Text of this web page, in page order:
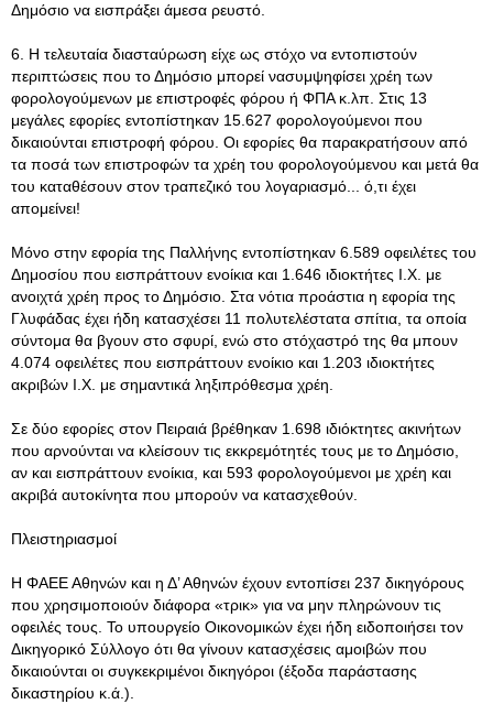
Δημόσιο να εισπράξει άμεσα ρευστό.
6. Η τελευταία διασταύρωση είχε ως στόχο να εντοπιστούν
περιπτώσεις που το Δημόσιο μπορεί νασυμψηφίσει χρέη των
φορολογούμενων με επιστροφές φόρου ή ΦΠΑ κ.λπ. Στις 13
μεγάλες εφορίες εντοπίστηκαν 15.627 φορολογού­μενοι που
δικαιούνται επιστροφή φόρου. Οι εφορίες θα παρακρατήσουν από
τα ποσά των επιστροφών τα χρέη του φορολογούμενου και μετά θα
του καταθέ­σουν στον τραπεζικό του λογαριασμό... ό,τι έχει
απομείνει!
Μόνο στην εφορία της Παλλήνης εντοπίστηκαν 6.589 οφειλέτες του
Δημοσί­ου που εισπράττουν ενοίκια και 1.646 ιδιοκτήτες Ι.Χ. με
ανοιχτά χρέη προς το Δημόσιο. Στα νότια προάστια η εφορία της
Γλυφάδας έχει ήδη κατασχέσει 11 πολυτελέστατα σπίτια, τα οποία
σύντομα θα βγουν στο σφυρί, ενώ στο στόχα­στρό της θα μπουν
4.074 οφειλέτες που εισπράττουν ενοίκιο και 1.203 ιδιοκτή­τες
ακριβών Ι.Χ. με σημαντικά ληξιπρόθεσμα χρέη.
Σε δύο εφορίες στον Πειραιά βρέθηκαν 1.698 ιδιόκτητες ακινήτων
που αρ­νούνται να κλείσουν τις εκκρεμότητές τους με το Δημόσιο,
αν και εισπράττουν ενοίκια, και 593 φορολογούμενοι με χρέη και
ακριβά αυτοκίνητα που μπορούν να κατασχεθούν.
Πλειστηριασμοί
Η ΦΑΕΕ Αθηνών και η Δ’ Αθηνών έχουν εντοπίσει 237 δικηγό­ρους
που χρησιμοποιούν διάφορα «τρικ» για να μην πληρώνουν τις
οφειλές τους. Το υπουργείο Οικονομικών έχει ήδη ειδοποιή­σει τον
Δικηγορικό Σύλλογο ότι θα γίνουν κατασχέσεις αμοιβών που
δικαιούνται οι συγκεκριμένοι δικηγόροι (έξοδα παράστασης
δικαστηρίου κ.ά.).